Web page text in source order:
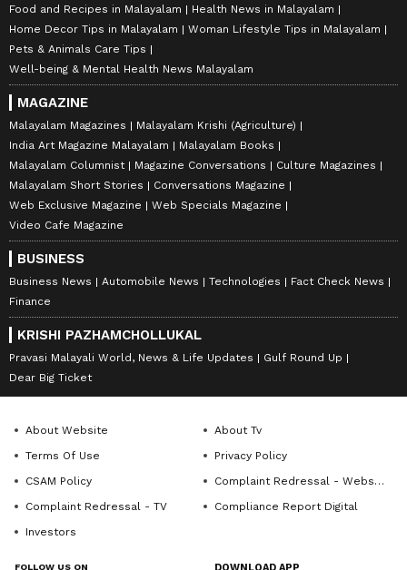
Food and Recipes in Malayalam
Health News in Malayalam
Home Decor Tips in Malayalam
Woman Lifestyle Tips in Malayalam
Pets & Animals Care Tips
Well-being & Mental Health News Malayalam
MAGAZINE
Malayalam Magazines
Malayalam Krishi (Agriculture)
India Art Magazine Malayalam
Malayalam Books
Malayalam Columnist
Magazine Conversations
Culture Magazines
Malayalam Short Stories
Conversations Magazine
Web Exclusive Magazine
Web Specials Magazine
Video Cafe Magazine
BUSINESS
Business News Automobile News Technologies
Fact Check News
Finance
KRISHI PAZHAMCHOLLUKAL
Pravasi Malayali World, News & Life Updates
Gulf Round Up
Dear Big Ticket
About Website
About Tv
Terms Of Use
Privacy Policy
CSAM Policy
Complaint Redressal - Website
Complaint Redressal - TV
Compliance Report Digital
Investors
FOLLOW US ON DOWNLOAD APP